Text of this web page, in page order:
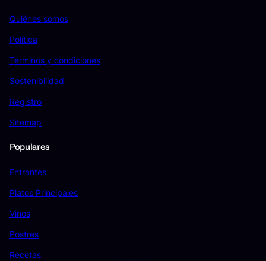
Quiénes somos
Política
Términos y condiciones
Sostenibilidad
Registro
Sitemap
Populares
Entrantes
Platos Principales
Vinos
Postres
Recetas